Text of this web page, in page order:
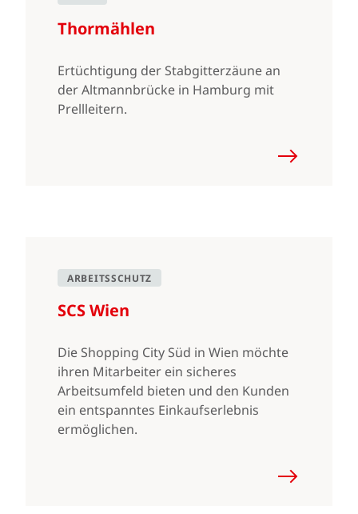
Thormählen
Ertüchtigung der Stabgitterzäune an
der Altmannbrücke in Hamburg mit
Prellleitern.
ARBEITSSCHUTZ
SCS Wien
Die Shopping City Süd in Wien möchte
ihren Mitarbeiter ein sicheres
Arbeitsumfeld bieten und den Kunden
ein entspanntes Einkaufserlebnis
ermöglichen.